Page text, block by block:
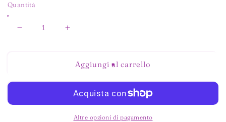
Quantità
Diminuisci
BEIGE
Aumenta
MINI
BEIGE
Aggiungi al carrello
Altre opzioni di pagamento